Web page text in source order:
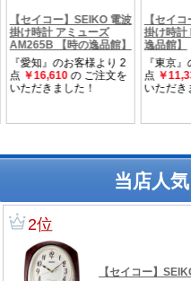
当店人